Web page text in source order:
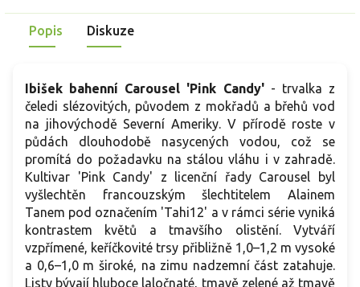
Popis Diskuze
Ibišek bahenní Carousel 'Pink Candy'- trvalka z
čeledi slézovitých, původem z mokřadů a břehů vod
na jihovýchodě Severní Ameriky. V přírodě roste v
půdách dlouhodobě nasycených vodou, což se
promítá do požadavku na stálou vláhu i v zahradě.
Kultivar 'Pink Candy' z licenční řady Carousel byl
vyšlechtěn francouzským šlechtitelem Alainem
Tanem pod označením 'Tahi12' a v rámci série vyniká
kontrastem květů a tmavšího olistění. Vytváří
vzpřímené, keříčkovité trsy přibližně 1,0–1,2 m vysoké
a 0,6–1,0 m široké, na zimu nadzemní část zatahuje.
Listy bývají hluboce laločnaté, tmavě zelené až tmavě